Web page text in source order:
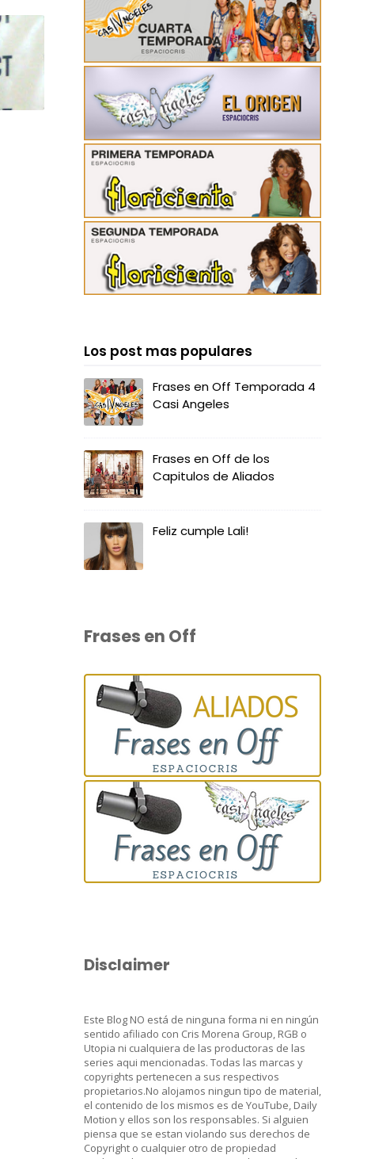
Los post mas populares
Frases en Off Temporada 4
Casi Angeles
Frases en Off de los
Capitulos de Aliados
Feliz cumple Lali!
Frases en Off
Disclaimer
Este Blog NO está de ninguna forma ni en ningún
sentido afiliado con Cris Morena Group, RGB o
Utopia ni cualquiera de las productoras de las
series aqui mencionadas. Todas las marcas y
copyrights pertenecen a sus respectivos
propietarios.No alojamos ningun tipo de material,
el contenido de los mismos es de YouTube, Daily
Motion y ellos son los responsables. Si alguien
piensa que se estan violando sus derechos de
Copyright o cualquier otro de propiedad